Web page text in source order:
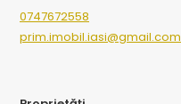
0747672558
prim.imobil.iasi@gmail.com